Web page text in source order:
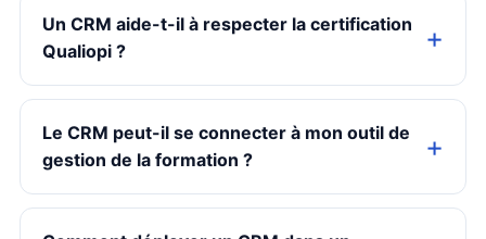
Un CRM aide-t-il à respecter la certification
Qualiopi ?
Le CRM peut-il se connecter à mon outil de
gestion de la formation ?